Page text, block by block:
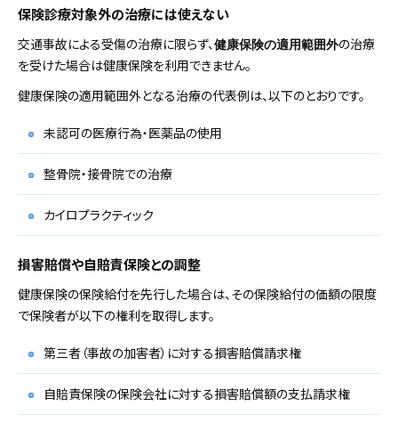
保険診療対象外の治療には使えない
交通事故による受傷の治療に限らず、健康保険の適用範囲外の治療
を受けた場合は健康保険を利用できません。
健康保険の適用範囲外となる治療の代表例は、以下のとおりです。
未認可の医療行為・医薬品の使用
整骨院・接骨院での治療
カイロプラクティック
損害賠償や自賠責保険との調整
健康保険の保険給付を先行した場合は、その保険給付の価額の限度
で保険者が以下の権利を取得します。
第三者（事故の加害者）に対する損害賠償請求権
自賠責保険の保険会社に対する損害賠償額の支払請求権